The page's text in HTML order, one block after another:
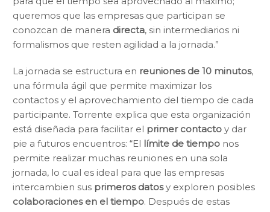
queremos que las empresas que participan se
conozcan de manera directa, sin intermediarios ni
formalismos que resten agilidad a la jornada.”
La jornada se estructura en reuniones de 10 minutos,
una fórmula ágil que permite maximizar los
contactos y el aprovechamiento del tiempo de cada
participante. Torrente explica que esta organización
está diseñada para facilitar el primer contacto y dar
pie a futuros encuentros: “El límite de tiempo nos
permite realizar muchas reuniones en una sola
jornada, lo cual es ideal para que las empresas
intercambien sus primeros datosy exploren posibles
colaboraciones en el tiempo. Después de estas